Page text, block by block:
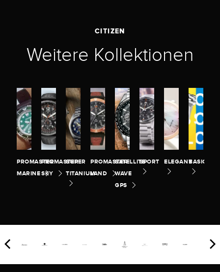
CITIZEN
Weitere Kollektionen
PROMASTER
MARINE
PROMASTER
SKY
SUPER
TITANIUM
PROMASTER
LAND
SATELLITE
WAVE
GPS
SPORT ELEGANTBASIC